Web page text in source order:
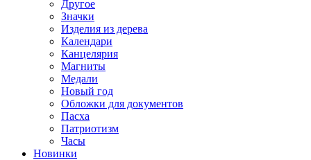
Другое
Значки
Изделия из дерева
Календари
Канцелярия
Магниты
Медали
Новый год
Обложки для документов
Пасха
Патриотизм
Часы
Новинки